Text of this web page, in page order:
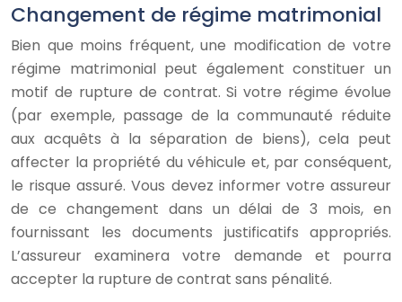
Changement de régime matrimonial
Bien que moins fréquent, une modification de votre
régime matrimonial peut également constituer un
motif de rupture de contrat. Si votre régime évolue
(par exemple, passage de la communauté réduite
aux acquêts à la séparation de biens), cela peut
affecter la propriété du véhicule et, par conséquent,
le risque assuré. Vous devez informer votre assureur
de ce changement dans un délai de 3 mois, en
fournissant les documents justificatifs appropriés.
L’assureur examinera votre demande et pourra
accepter la rupture de contrat sans pénalité.